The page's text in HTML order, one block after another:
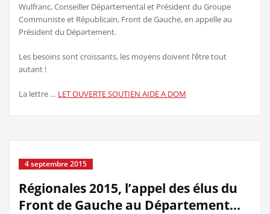
Wulfranc, Conseiller Départemental et Président du Groupe
Communiste et Républicain, Front de Gauche, en appelle au
Président du Département.
Les besoins sont croissants, les moyens doivent l’être tout
autant !
La lettre … LET OUVERTE SOUTIEN AIDE A DOM
4 septembre 2015
Régionales 2015, l’appel des élus du
Front de Gauche au Département…